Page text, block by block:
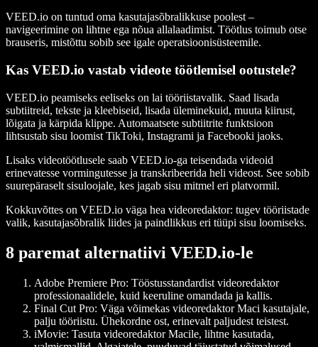
VEED.io on tuntud oma kasutajasõbralikkuse poolest –
navigeerimine on lihtne ega nõua allalaadimist. Töötlus toimub otse
brauseris, mistõttu sobib see igale operatsioonisüsteemile.
Kas VEED.io vastab videote töötlemisel ootustele?
VEED.io peamiseks eeliseks on lai tööriistavalik. Saad lisada
subtiitreid, tekste ja kleebiseid, lisada üleminekuid, muuta kiirust,
lõigata ja kärpida klippe. Automaatsete subtiitrite funktsioon
lihtsustab sisu loomist TikToki, Instagrami ja Facebooki jaoks.
Lisaks videotöötlusele saab VEED.io-ga teisendada videoid
erinevatesse vormingutesse ja transkribeerida heli videost. See sobib
suurepäraselt sisuloojale, kes jagab sisu mitmel eri platvormil.
Kokkuvõttes on VEED.io väga hea videoredaktor: tugev tööriistade
valik, kasutajasõbralik liides ja paindlikkus eri tüüpi sisu loomiseks.
8 paremat alternatiivi VEED.io-le
Adobe Premiere Pro: Tööstusstandardist videoredaktor
professionaalidele, kuid keeruline omandada ja kallis.
Final Cut Pro: Väga võimekas videoredaktor Maci kasutajale,
palju tööriistu. Ühekordne ost, erinevalt paljudest teistest.
iMovie: Tasuta videoredaktor Macile, lihtne kasutada,